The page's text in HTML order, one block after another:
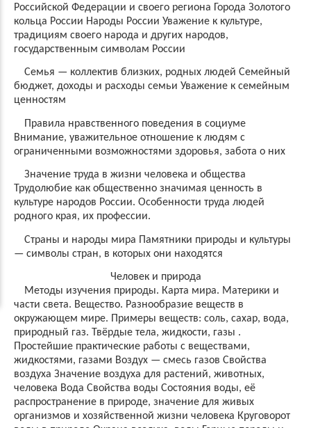
Российской Федерации и своего региона Города Золотого
кольца России Народы России Уважение к культуре,
традициям своего народа и других народов,
государственным символам России
Семья — коллектив близких, родных людей Семейный
бюджет, доходы и расходы семьи Уважение к семейным
ценностям
Правила нравственного поведения в социуме
Внимание, уважительное отношение к людям с
ограниченными возможностями здоровья, забота о них
Значение труда в жизни человека и общества
Трудолюбие как общественно значимая ценность в
культуре народов России. Особенности труда людей
родного края, их профессии.
Страны и народы мира Памятники природы и культуры
— символы стран, в которых они находятся
Человек и природа
Методы изучения природы. Карта мира. Материки и
части света. Вещество. Разнообразие веществ в
окружающем мире. Примеры веществ: соль, сахар, вода,
природный газ. Твёрдые тела, жидкости, газы .
Простейшие практические работы с веществами,
жидкостями, газами Воздух — смесь газов Свойства
воздуха Значение воздуха для растений, животных,
человека Вода Свойства воды Состояния воды, её
распространение в природе, значение для живых
организмов и хозяйственной жизни человека Круговорот